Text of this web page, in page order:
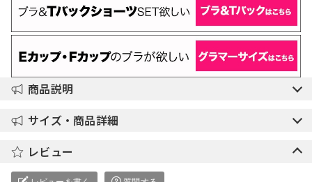
商品説明
サイズ・商品詳細
レビュー